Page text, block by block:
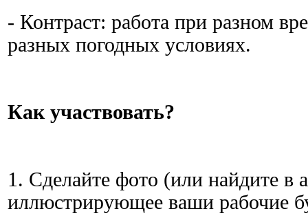
- Контраст: работа при разном
разных погодных условиях.
Как участвовать?
1. Сделайте фото (или найдите в
иллюстрирующее ваши рабочие